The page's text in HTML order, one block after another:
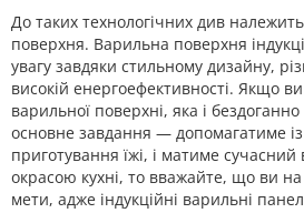
До таких технологічних див
поверхня. Варильна поверхня
увагу завдяки стильному дизайну,
високій енергоефективності. Якщо
варильної поверхні, яка і
основне завдання — допомагатиме
приготування їжі, і матиме сучасний
окрасою кухні, то вважайте, що ви
мети, адже індукційні варильні